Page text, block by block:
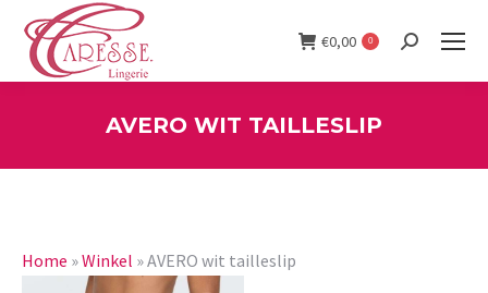
€0,00 0 Search:
AVERO WIT TAILLESLIP
Home »Winkel »AVERO wit tailleslip